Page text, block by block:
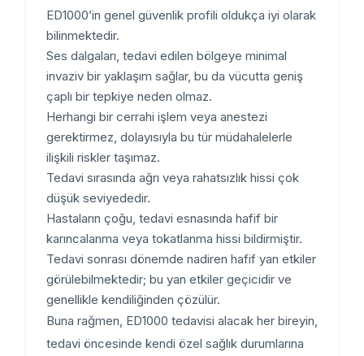
ED1000’in genel güvenlik profili oldukça iyi olarak
bilinmektedir.
Ses dalgaları, tedavi edilen bölgeye minimal
invaziv bir yaklaşım sağlar, bu da vücutta geniş
çaplı bir tepkiye neden olmaz.
Herhangi bir cerrahi işlem veya anestezi
gerektirmez, dolayısıyla bu tür müdahalelerle
ilişkili riskler taşımaz.
Tedavi sırasında ağrı veya rahatsızlık hissi çok
düşük seviyededir.
Hastaların çoğu, tedavi esnasında hafif bir
karıncalanma veya tokatlanma hissi bildirmiştir.
Tedavi sonrası dönemde nadiren hafif yan etkiler
görülebilmektedir; bu yan etkiler geçicidir ve
genellikle kendiliğinden çözülür.
Buna rağmen, ED1000 tedavisi alacak her bireyin,
tedavi öncesinde kendi özel sağlık durumlarına